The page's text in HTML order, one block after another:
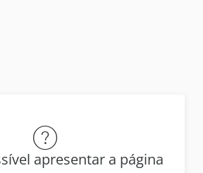
apresentar a página